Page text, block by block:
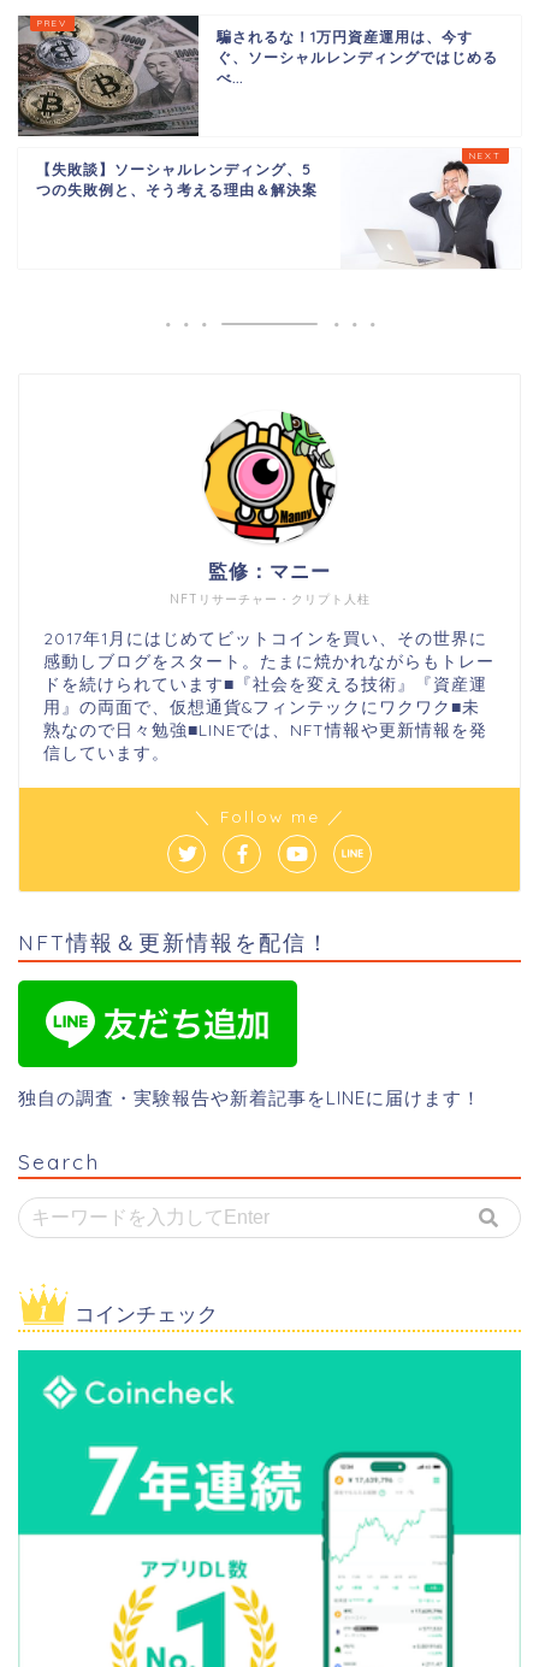
騙されるな！1万円資産運用は、今す
ぐ、ソーシャルレンディングではじめる
べ...
【失敗談】ソーシャルレンディング、5
つの失敗例と、そう考える理由＆解決案
NFTリサーチャー・クリプト人柱
監修：マニー
2017年1月にはじめてビットコインを買い、その世界に
感動しブログをスタート。たまに焼かれながらもトレー
ドを続けられています■『社会を変える技術』『資産運
用』の両面で、仮想通貨&フィンテックにワクワク■未
熟なので日々勉強■LINEでは、NFT情報や更新情報を発
信しています。
＼ Follow me ／
NFT情報＆更新情報を配信！
独自の調査・実験報告や新着記事をLINEに届けます！
Search
コインチェック